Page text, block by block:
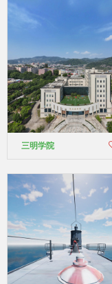
三明学院